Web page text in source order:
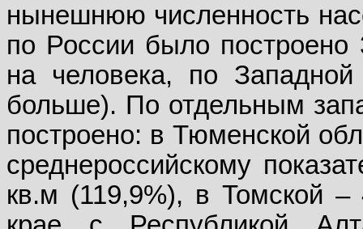
нынешнюю численность
по России было
на человека, по
больше). По отдельным
построено: в Тюменской
среднероссий­скому
кв.м (119,9%), в Томской